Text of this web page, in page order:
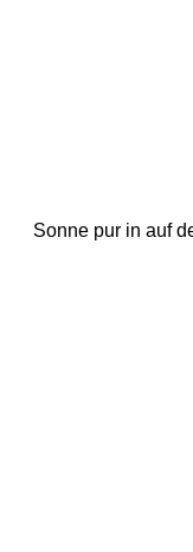
Sonne pur in auf